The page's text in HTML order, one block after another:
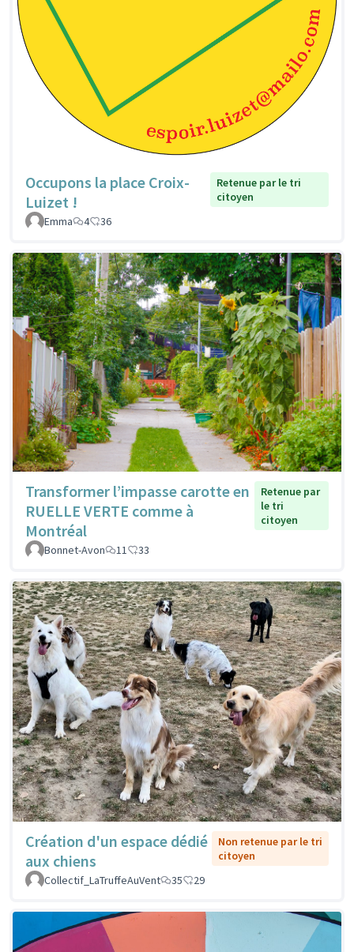
Occupons la place Croix-
Luizet !
Retenue par le tri
citoyen
Emma
4 36
Transformer l’impasse carotte en
RUELLE VERTE comme à
Montréal
Retenue par
le tri
citoyen
Bonnet-Avon 11 33
Création d'un espace dédié
aux chiens
Non retenue par le tri
citoyen
Collectif_LaTruffeAuVent
35 29